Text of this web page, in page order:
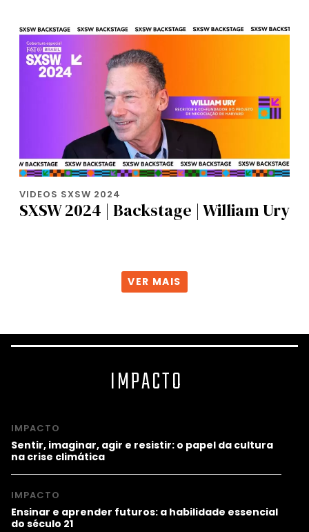
VIDEOS SXSW 2024
SXSW 2024 | Backstage | William Ury
VER MAIS
IMPACTO
IMPACTO
Sentir, imaginar, agir e resistir: o papel da cultura
na crise climática
IMPACTO
Ensinar e aprender futuros: a habilidade essencial
do século 21